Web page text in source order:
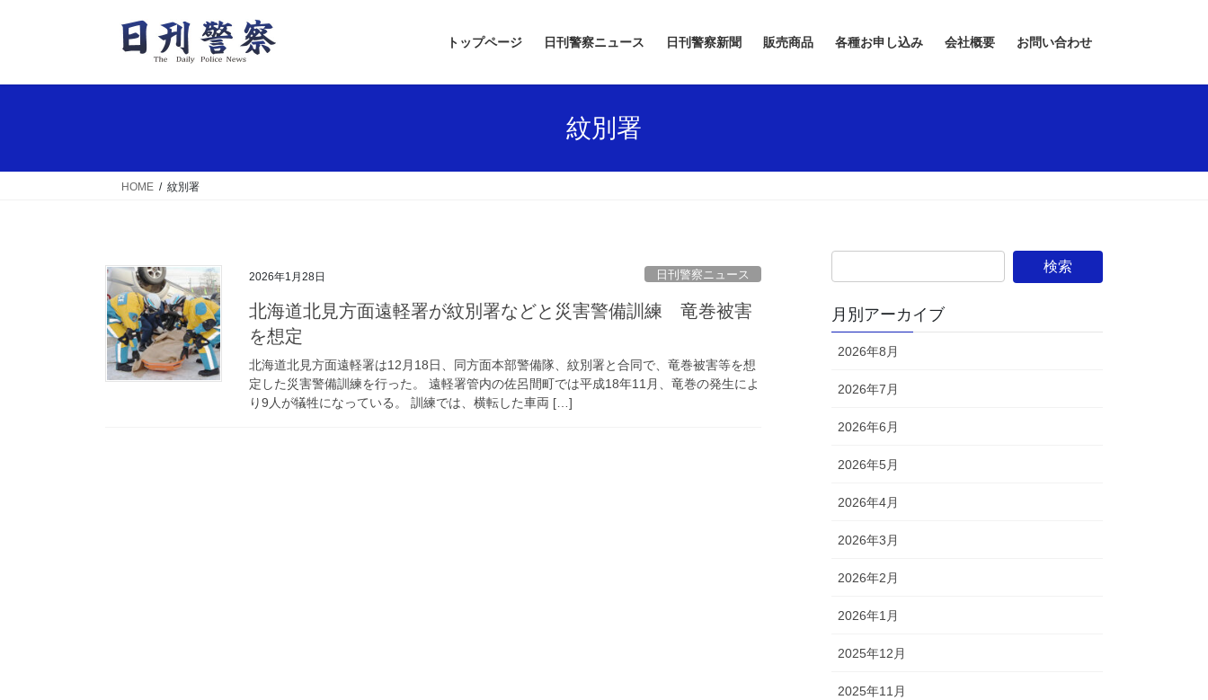
トップページ 日刊警察ニュース 日刊警察新聞 販売商品 各種お申し込み 会社概要 お問い合わせ
紋別署
HOME 紋別署
2026年1月28日 日刊警察ニュース
北海道北見方面遠軽署が紋別署などと災害警備訓練 竜巻被害
を想定
北海道北見方面遠軽署は12月18日、同方面本部警備隊、紋別署と合同で、竜巻被害等を想
定した災害警備訓練を行った。 遠軽署管内の佐呂間町では平成18年11月、竜巻の発生によ
り9人が犠牲になっている。 訓練では、横転した車両 […]
月別アーカイブ
2026年8月
2026年7月
2026年6月
2026年5月
2026年4月
2026年3月
2026年2月
2026年1月
2025年12月
2025年11月